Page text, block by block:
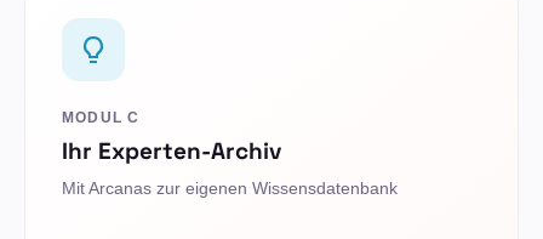
MODUL C
Ihr Experten-Archiv
Mit Arcanas zur eigenen Wissensdatenbank